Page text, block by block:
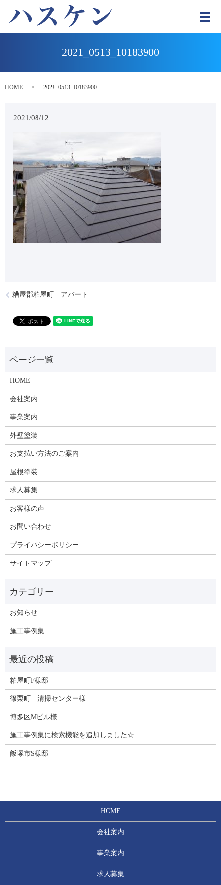
メ
2021_0513_10183900
HOME 2021_0513_10183900
2021/08/12
糟屋郡粕屋町 アパート
HOME
会社案内
事業案内
外壁塗装
お支払い方法のご案内
屋根塗装
求人募集
お客様の声
お問い合わせ
プライバシーポリシー
サイトマップ
お知らせ
施工事例集
粕屋町F様邸
篠栗町 清掃センター様
博多区Mビル様
施工事例集に検索機能を追加しました☆
飯塚市S様邸
HOME
会社案内
事業案内
求人募集